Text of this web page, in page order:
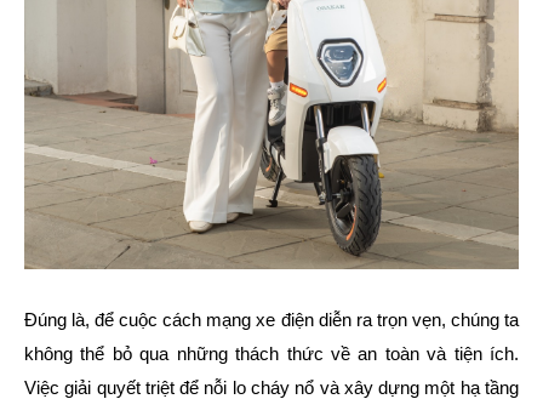
Đúng là, để cuộc cách mạng xe điện diễn ra trọn vẹn, chúng ta
không thể bỏ qua những thách thức về an toàn và tiện ích.
Việc giải quyết triệt để nỗi lo cháy nổ và xây dựng một hạ tầng